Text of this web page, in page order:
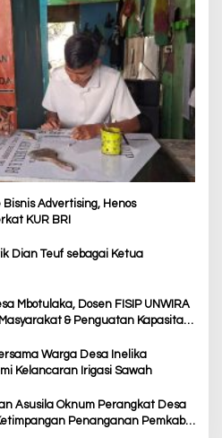
Advertising, Henos
KUR BRI
Dian Teuf sebagai Ketua
Mbotulaka, Dosen FISIP UNWIRA
& Penguatan Kapasitas
Warga Desa Inelika
Kelancaran Irigasi Sawah
Asusila Oknum Perangkat Desa
Penanganan Pemkab